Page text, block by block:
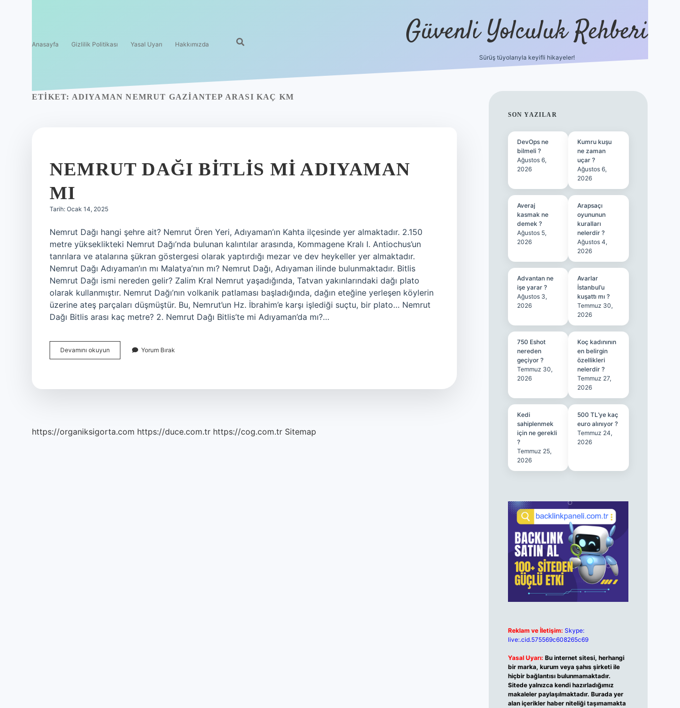
Anasayfa Gizlilik Politikası Yasal Uyarı Hakkımızda Güvenli Yolculuk Rehberi
Sürüş tüyolarıyla keyifli hikayeler!
ETIKET: ADIYAMAN NEMRUT GAZIANTEP ARASI KAÇ KM
NEMRUT DAĞI BITLIS MI ADIYAMAN
MI
Tarih: Ocak 14, 2025
Nemrut Dağı hangi şehre ait? Nemrut Ören Yeri, Adıyaman’ın Kahta ilçesinde yer almaktadır. 2.150
metre yükseklikteki Nemrut Dağı’nda bulunan kalıntılar arasında, Kommagene Kralı I. Antiochus’un
tanrılara ve atalarına şükran göstergesi olarak yaptırdığı mezar ve dev heykeller yer almaktadır.
Nemrut Dağı Adıyaman’ın mı Malatya’nın mı? Nemrut Dağı, Adıyaman ilinde bulunmaktadır. Bitlis
Nemrut Dağı ismi nereden gelir? Zalim Kral Nemrut yaşadığında, Tatvan yakınlarındaki dağı plato
olarak kullanmıştır. Nemrut Dağı’nın volkanik patlaması başladığında, dağın eteğine yerleşen köylerin
üzerine ateş parçaları düşmüştür. Bu, Nemrut’un Hz. İbrahim’e karşı işlediği suçtu, bir plato… Nemrut
Dağı Bitlis arası kaç metre? 2. Nemrut Dağı Bitlis’te mi Adıyaman’da mı?…
Devamını okuyun
Dağı
Yorum Bırak
https://organiksigorta.com https://duce.com.tr https://cog.com.tr Sitemap
SIDEBAR
SON YAZILAR
DevOps ne
bilmeli ?
Ağustos 6,
2026
Kumru kuşu
ne zaman
uçar ?
Ağustos 6,
2026
Averaj
kasmak ne
demek ?
Ağustos 5,
2026
Arapsaçı
oyununun
kuralları
nelerdir ?
Ağustos 4,
2026
Advantan ne
işe yarar ?
Ağustos 3,
2026
Avarlar
İstanbul’u
kuşattı mı ?
Temmuz 30,
2026
750 Eshot
nereden
geçiyor ?
Temmuz 30,
2026
Koç kadınının
en belirgin
özellikleri
nelerdir ?
Temmuz 27,
2026
Kedi
sahiplenmek
için ne gerekli
?
Temmuz 25,
2026
500 TL’ye kaç
euro alınıyor ?
Temmuz 24,
2026
Reklam ve İletişim: Skype:
live:.cid.575569c608265c69
Yasal Uyarı: Bu internet sitesi, herhangi
bir marka, kurum veya şahıs şirketi ile
hiçbir bağlantısı bulunmamaktadır.
Sitede yalnızca kendi hazırladığımız
makaleler paylaşılmaktadır. Burada yer
alan içerikler haber niteliği taşımamakta
grandoperabet